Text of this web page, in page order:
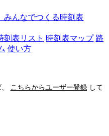
みんなでつくる時刻表
刻表リスト 時刻表マップ 路
使い方
こちらからユーザー登録 して